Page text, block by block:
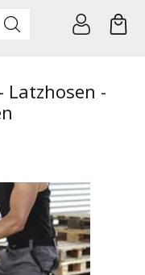
Latzhosen -